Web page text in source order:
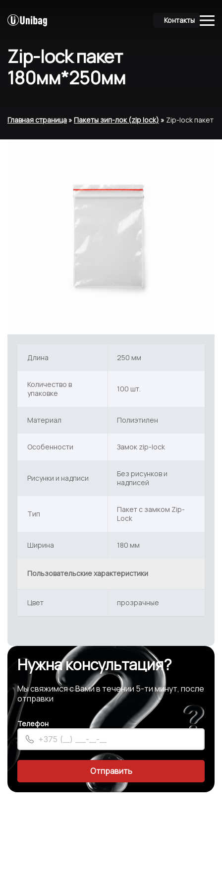
Контакты
Zip-lock пакет
180мм*250мм
Главная страница » Пакеты зип-лок (zip lock) » Zip-lock пакет
Длина 250 мм
Количество в
упаковке
100 шт.
Материал Полиэтилен
Особенности Замок zip-lock
Рисунки и надписи
Без рисунков и
надписей
Тип
Пакет с замком Zip-
Lock
Ширина 180 мм
Пользовательские характеристики
Цвет прозрачные
Нужна консультация?
Мы свяжимся с Вами в течении 5-ти минут, после
отправки
Телефон
Отправить